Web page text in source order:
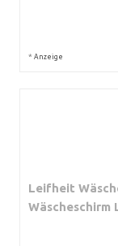
* Anzeige
Leifheit
Wäscheschirm